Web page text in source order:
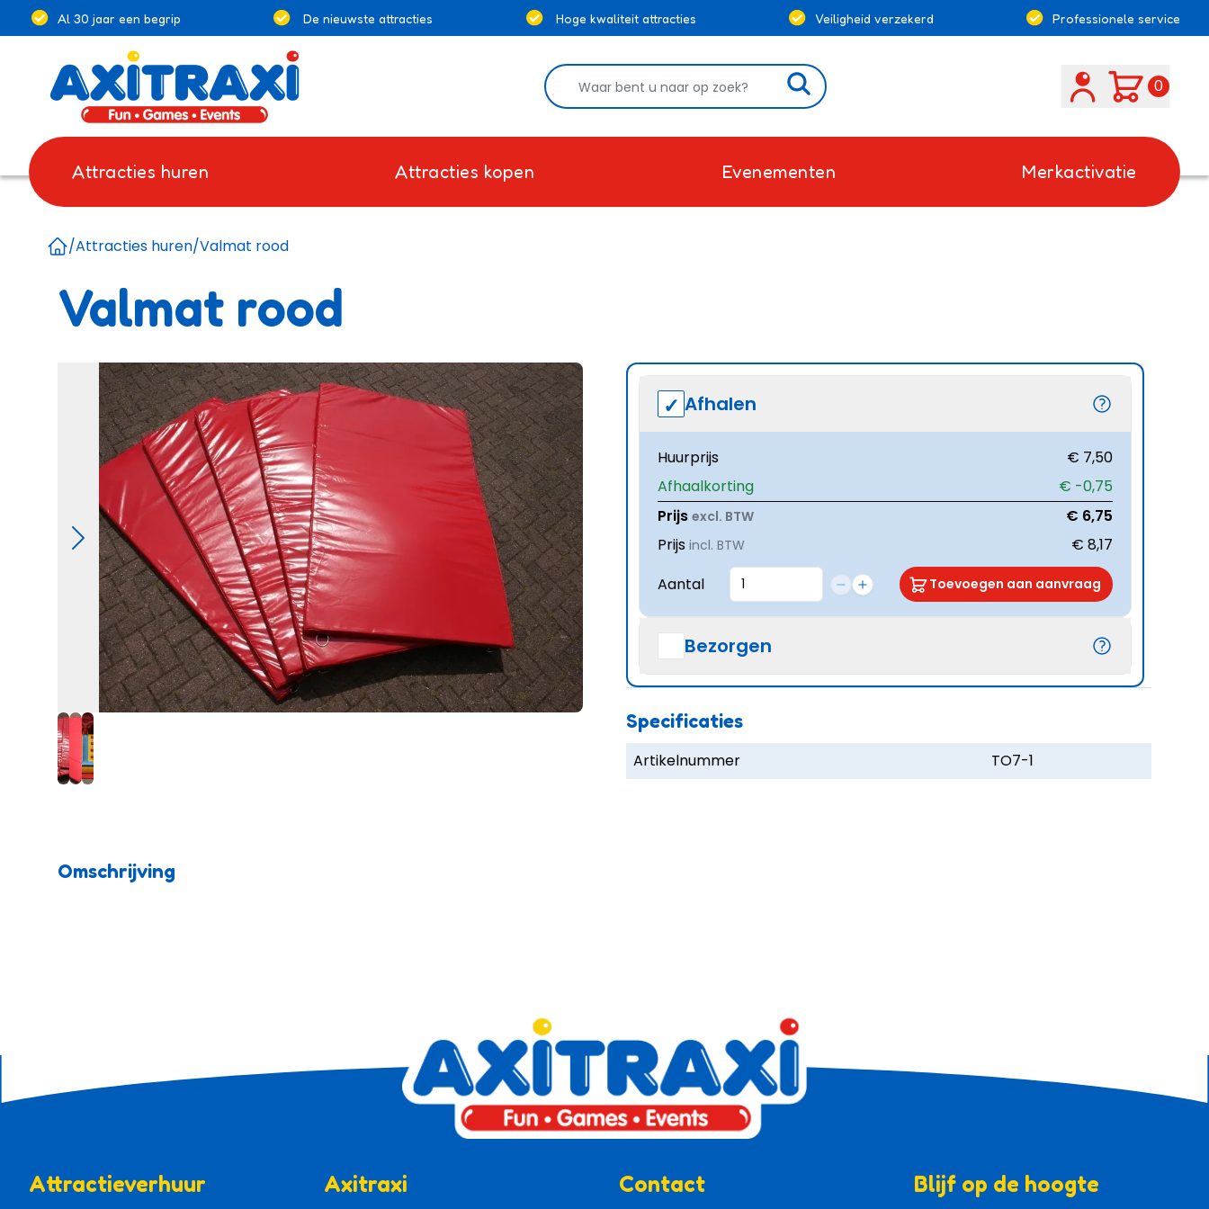
Al 30 jaar een begrip De nieuwste attracties Hoge kwaliteit attracties Veiligheid verzekerd Professionele service
Search 0
Attracties huren Attracties kopen Evenementen Merkactivatie
/Attracties huren/Valmat rood
Valmat rood
Omschrijving
Afhalen
Huurprijs
€ 7,50
Afhaalkorting
€ -0,75
Prijs excl. BTW
€ 6,75
Prijs incl. BTW
€ 8,17
Aantal
Toevoegen aan aanvraag
Bezorgen
Specificaties
Artikelnummer TO7-1
Attractieverhuur Axitraxi Contact Blijf op de hoogte